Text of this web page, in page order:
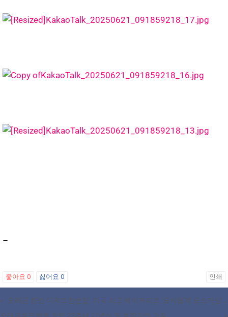
–
좋아요 0 싫어요 0 인쇄
«
오레곤 한인 디저트전문점. 미국 최고 베이커리로 ‘요식업계 오스카상’받아